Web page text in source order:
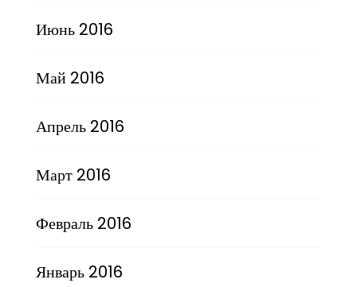
Июнь 2016
Май 2016
Апрель 2016
Март 2016
Февраль 2016
Январь 2016